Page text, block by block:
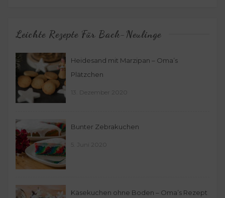
Leichte Rezepte Für Back-Neulinge
Heidesand mit Marzipan – Oma’s
Plätzchen
13. Dezember 2020
Bunter Zebrakuchen
5. Juni 2020
Käsekuchen ohne Boden – Oma’s Rezept